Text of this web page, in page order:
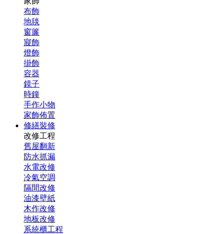
布飾
地毯
窗簾
寢飾
燈飾
掛飾
容器
鏡子
時鐘
手作小物
家飾佈置
修繕裝修
改修工程
舊屋翻新
防水抓漏
水電改修
冷氣空調
隔間改修
油漆壁紙
木作改修
地板改修
系統櫃工程